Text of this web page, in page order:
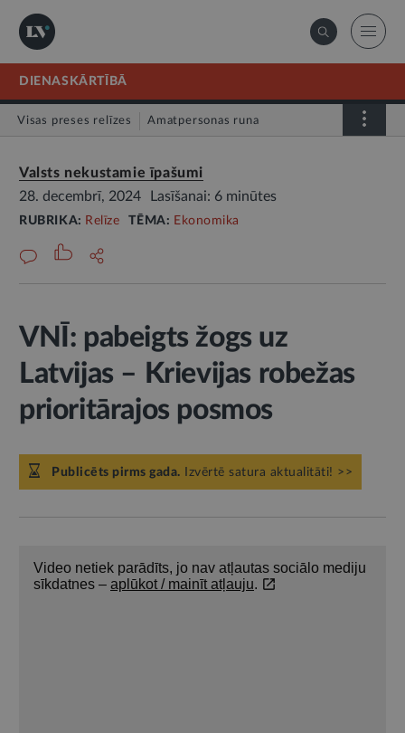
DIENASKĀRTĪBĀ
Visas preses relīzes Amatpersonas runa
Valsts nekustamie īpašumi
28. decembrī, 2024
Lasīšanai: 6 minūtes
RUBRIKA: Relīze TĒMA: Ekonomika
VNĪ: pabeigts žogs uz
Latvijas – Krievijas robežas
prioritārajos posmos
Publicēts pirms gada. Izvērtē satura aktualitāti! >>